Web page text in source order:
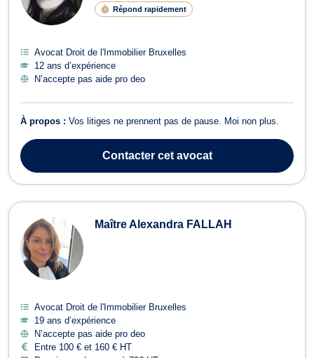
Répond rapidement
Avocat Droit de l'Immobilier Bruxelles
12 ans d’expérience
N’accepte pas aide pro deo
À propos : Vos litiges ne prennent pas de pause. Moi non plus.
Contactercet avocat
Maître Alexandra FALLAH
Avocat Droit de l'Immobilier Bruxelles
19 ans d’expérience
N’accepte pas aide pro deo
Entre 100 € et 160 € HT